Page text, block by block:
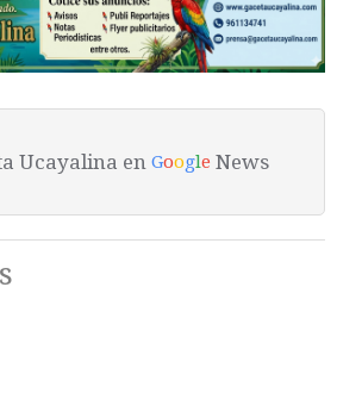
Ucayalina en Google News